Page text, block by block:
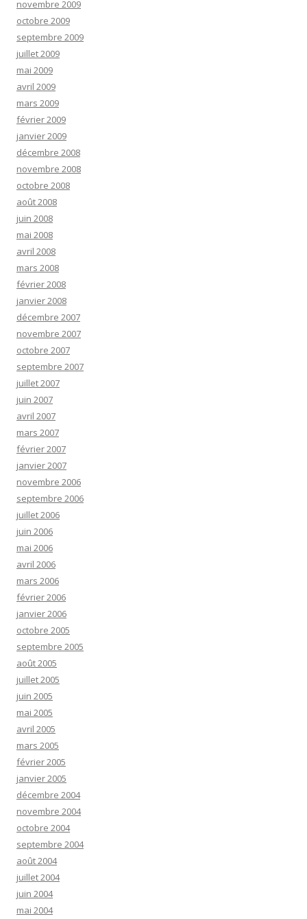
novembre 2009
octobre 2009
septembre 2009
juillet 2009
mai 2009
avril 2009
mars 2009
février 2009
janvier 2009
décembre 2008
novembre 2008
octobre 2008
août 2008
juin 2008
mai 2008
avril 2008
mars 2008
février 2008
janvier 2008
décembre 2007
novembre 2007
octobre 2007
septembre 2007
juillet 2007
juin 2007
avril 2007
mars 2007
février 2007
janvier 2007
novembre 2006
septembre 2006
juillet 2006
juin 2006
mai 2006
avril 2006
mars 2006
février 2006
janvier 2006
octobre 2005
septembre 2005
août 2005
juillet 2005
juin 2005
mai 2005
avril 2005
mars 2005
février 2005
janvier 2005
décembre 2004
novembre 2004
octobre 2004
septembre 2004
août 2004
juillet 2004
juin 2004
mai 2004